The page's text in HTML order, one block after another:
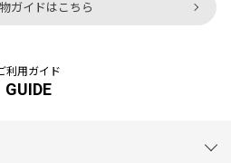
ガイドはこちら
利用ガイド
GUIDE